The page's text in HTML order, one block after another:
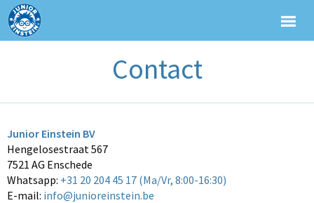
Contact
Junior Einstein BV
Hengelosestraat 567
7521 AG Enschede
Whatsapp: +31 20 204 45 17 (Ma/Vr, 8:00-16:30)
E-mail: info@junioreinstein.be